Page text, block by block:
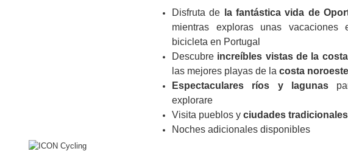
Disfruta de
la fantástica vida de
mientras exploras unas vacaciones
bicicleta en Portugal
Descubre increíbles vistas de la costa
las mejores playas de la costa noroeste
Espectaculares ríos y lagunas
explorare
Visita pueblos y ciudades tradicionales
Noches adicionales disponibles